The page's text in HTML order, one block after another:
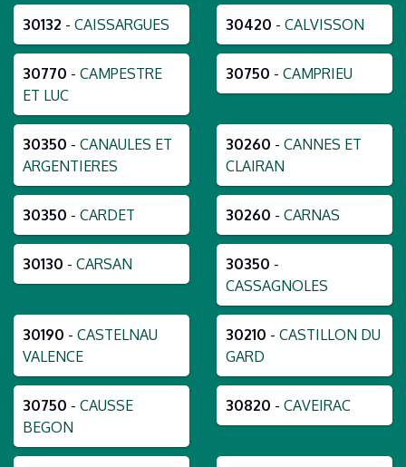
30132 - CAISSARGUES 30420 - CALVISSON
30770 - CAMPESTRE
ET LUC
30750 - CAMPRIEU
30350 - CANAULES ET
ARGENTIERES
30260 - CANNES ET
CLAIRAN
30350 - CARDET 30260 - CARNAS
30130 - CARSAN 30350 -
CASSAGNOLES
30190 - CASTELNAU
VALENCE
30210 - CASTILLON DU
GARD
30750 - CAUSSE
BEGON
30820 - CAVEIRAC